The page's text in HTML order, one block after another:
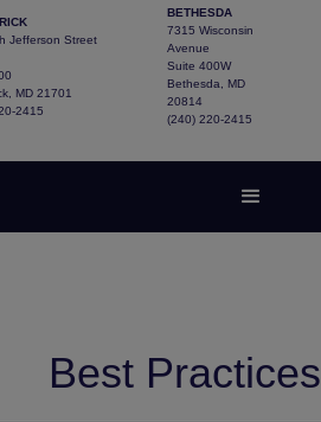
Jefferson Street
MD 21701
2415
BETHESDA
7315 Wisconsin
Avenue
Suite 400W
Bethesda, MD
20814
(240) 220-2415
Best Practices